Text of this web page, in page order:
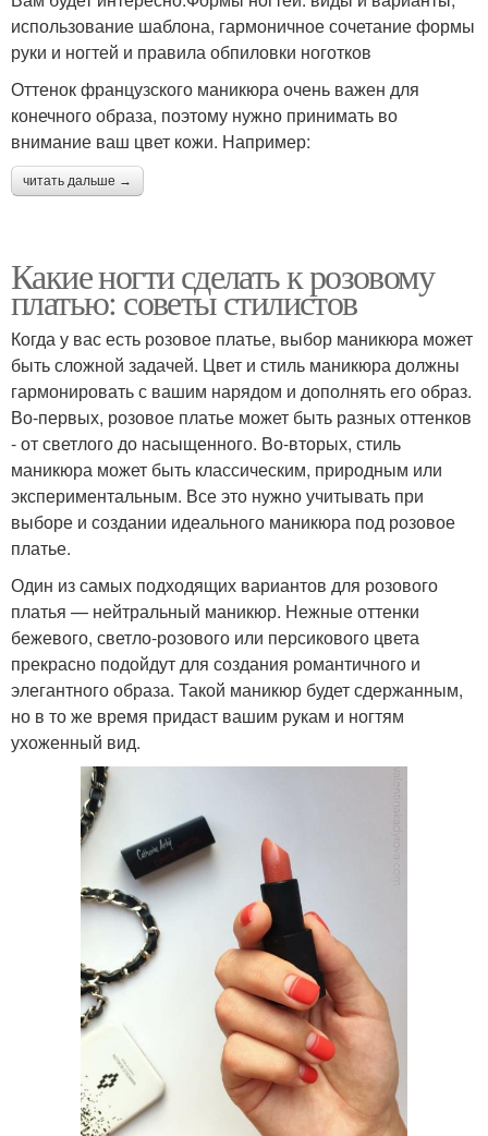
использование шаблона, гармоничное сочетание формы
руки и ногтей и правила обпиловки ноготков
Оттенок французского маникюра очень важен для
конечного образа, поэтому нужно принимать во
внимание ваш цвет кожи. Например:
читать дальше →
Какие ногти сделать к розовому
платью: советы стилистов
Когда у вас есть розовое платье, выбор маникюра может
быть сложной задачей. Цвет и стиль маникюра должны
гармонировать с вашим нарядом и дополнять его образ.
Во-первых, розовое платье может быть разных оттенков
- от светлого до насыщенного. Во-вторых, стиль
маникюра может быть классическим, природным или
экспериментальным. Все это нужно учитывать при
выборе и создании идеального маникюра под розовое
платье.
Один из самых подходящих вариантов для розового
платья — нейтральный маникюр. Нежные оттенки
бежевого, светло-розового или персикового цвета
прекрасно подойдут для создания романтичного и
элегантного образа. Такой маникюр будет сдержанным,
но в то же время придаст вашим рукам и ногтям
ухоженный вид.